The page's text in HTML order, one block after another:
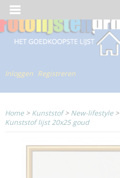
Inloggen Registreren
Home> Kunststof> New-lifestyle>
Kunststof lijst 20x25 goud